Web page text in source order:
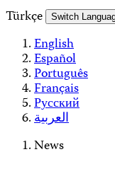
Türkçe
Switch
English
Español
Português
Français
Русский
العربية
News